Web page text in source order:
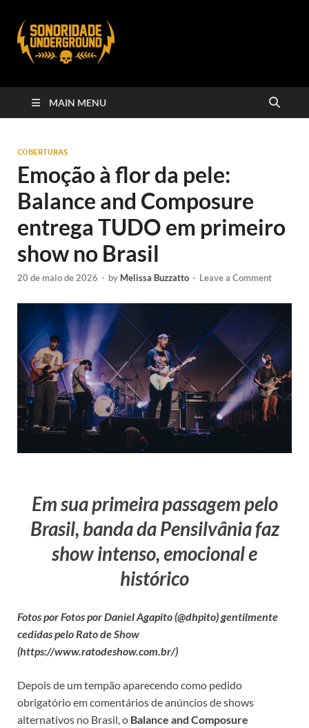
MAIN MENU
COBERTURAS
Emoção à flor da pele:
Balance and Composure
entrega TUDO em primeiro
show no Brasil
20 de maio de 2026 - by Melissa Buzzatto - Leave a Comment
Em sua primeira passagem pelo
Brasil, banda da Pensilvânia faz
show intenso, emocional e
histórico
Fotos por Fotos por Daniel Agapito (@dhpito) gentilmente
cedidas pelo Rato de Show
(https://www.ratodeshow.com.br/)
Depois de um tempão aparecendo como pedido
obrigatório em comentários de anúncios de shows
alternativos no Brasil, o Balance and Composure